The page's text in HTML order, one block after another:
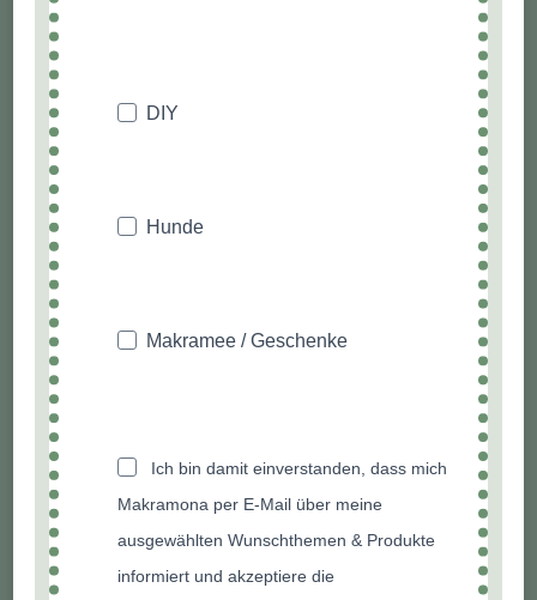
DIY
Hunde
Makramee / Geschenke
Ich bin damit einverstanden, dass mich
Makramona per E-Mail über meine
ausgewählten Wunschthemen & Produkte
informiert und akzeptiere die